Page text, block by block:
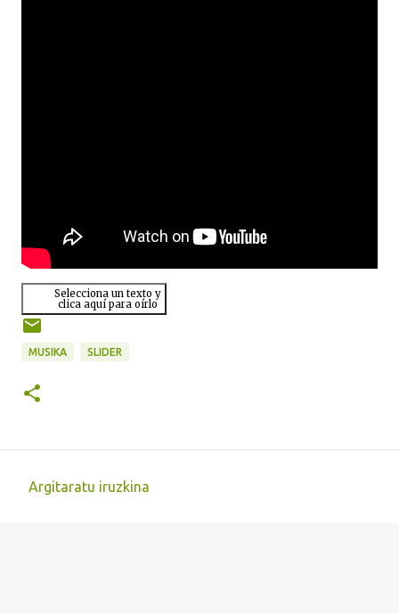
Selecciona un texto y
clica aquí para oírlo
MUSIKA SLIDER
Argitaratu iruzkina